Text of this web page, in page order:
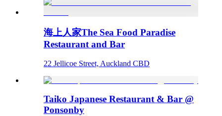
海上人家The Sea Food Paradise
Restaurant and Bar
22 Jellicoe Street, Auckland CBD
Taiko Japanese Restaurant & Bar @
Ponsonby